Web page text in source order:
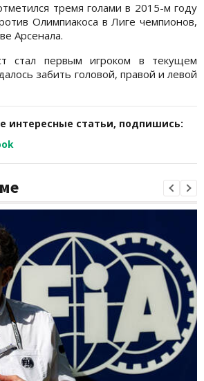
тремя голами в 2015-м году
Олимпиакоса в Лиге чемпионов,
Арсенала.
стал первым игроком в текущем
забить головой, правой и левой
интересные статьи, подпишись: